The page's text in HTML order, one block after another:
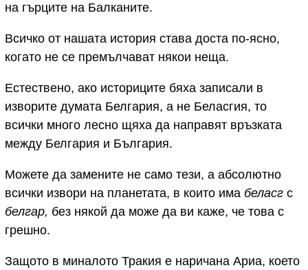
на гърците на Балканите.
Всичко от нашата история става доста по-ясно,
когато не се премълчават някои неща.
Естествено, ако историците бяха записали в
изворите думата Белгария, а не Беласгия, то
всички много лесно щяха да направят връзката
между Белгария и България.
Можете да замените не само тези, а абсолютно
всички извори на планетата, в които има беласг с
белгар, без някой да може да ви каже, че това с
грешно.
Защото в миналото Тракия е наричана Ариа, което